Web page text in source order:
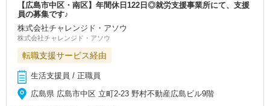
【広島市中区・南区】年間休日122日◎就労支援事業所にて、支援
員の募集です♪
株式会社チャレンジド・アソウ
株式会社チャレンジド・アソウ
転職支援サービス経由
生活支援員 / 正職員
広島県 広島市中区 立町2-23 野村不動産広島ビル9階